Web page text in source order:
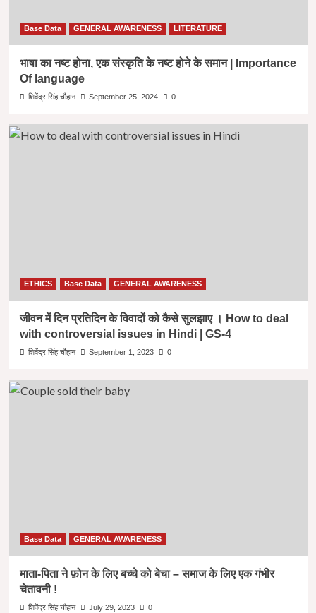
Base Data GENERAL AWARENESS LITERATURE
भाषा का नष्ट होना, एक संस्कृति के नष्ट होने के समान | Importance
Of language
शिवेंद्र सिंह चौहान September 25, 2024 0
ETHICS Base Data GENERAL AWARENESS
जीवन में दिन प्रतिदिन के विवादों को कैसे सुलझाए । How to deal
with controversial issues in Hindi | GS-4
शिवेंद्र सिंह चौहान September 1, 2023 0
Base Data GENERAL AWARENESS
माता-पिता ने फ़ोन के लिए बच्चे को बेचा – समाज के लिए एक गंभीर
चेतावनी !
शिवेंद्र सिंह चौहान July 29, 2023 0